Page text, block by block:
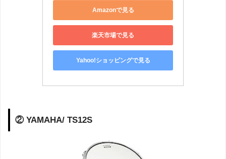
Amazonで見る
楽天市場で見る
Yahoo!ショッピングで見る
② YAMAHA/ TS12S